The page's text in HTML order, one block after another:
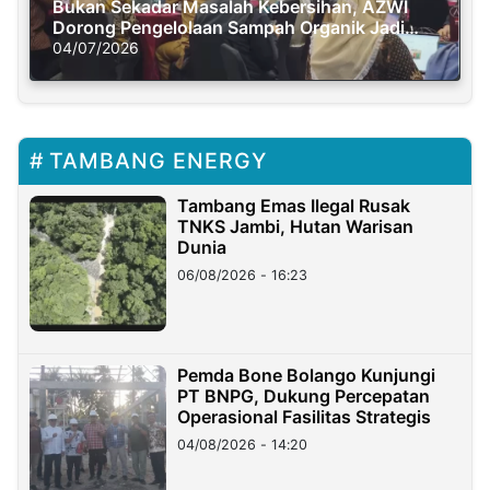
Bukan Sekadar Masalah Kebersihan, AZWI
Dorong Pengelolaan Sampah Organik Jadi
Solusi Krisis Iklim
04/07/2026
TAMBANG ENERGY
Tambang Emas Ilegal Rusak
TNKS Jambi, Hutan Warisan
Dunia
06/08/2026 - 16:23
Pemda Bone Bolango Kunjungi
PT BNPG, Dukung Percepatan
Operasional Fasilitas Strategis
04/08/2026 - 14:20